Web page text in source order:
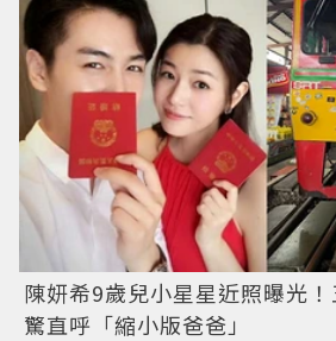
陳妍希9歲兒小星星近照曝光
驚直呼「縮小版爸爸」